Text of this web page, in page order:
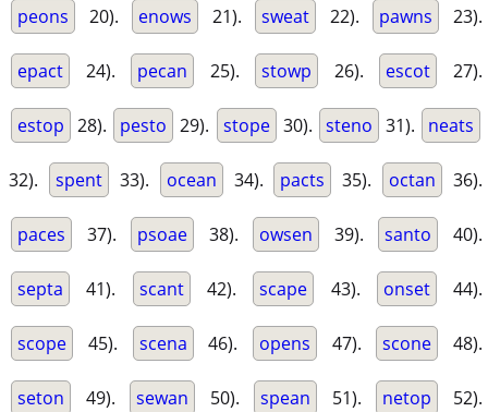
peons 20). enows 21). sweat 22). pawns 23).
epact 24). pecan 25). stowp 26). escot 27).
estop 28). pesto 29). stope 30). steno 31). neats
32). spent 33). ocean 34). pacts 35). octan 36).
paces 37). psoae 38). owsen 39). santo 40).
septa 41). scant 42). scape 43). onset 44).
scope 45). scena 46). opens 47). scone 48).
seton 49). sewan 50). spean 51). netop 52).